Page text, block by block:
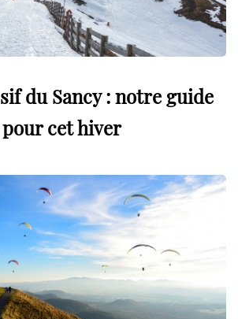
du Sancy : notre guide
pour cet hiver